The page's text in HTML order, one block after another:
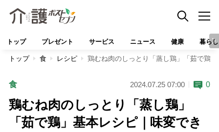
トップ プレゼント サービス ニュース 健康 暮らし
トップ 食 レシピ 鶏むね肉のしっとり「蒸し鶏」「茹で鶏
食 2024.07.25 07:00 0
鶏むね肉のしっとり「蒸し鶏」
「茹で鶏」基本レシピ｜味変でき